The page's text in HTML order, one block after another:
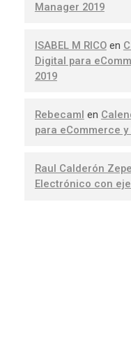
Manager 2019
ISABEL M RICOen
Digital para
2019
Rebecaml en
para eCommerce
Raul Calderón
Electrónico con